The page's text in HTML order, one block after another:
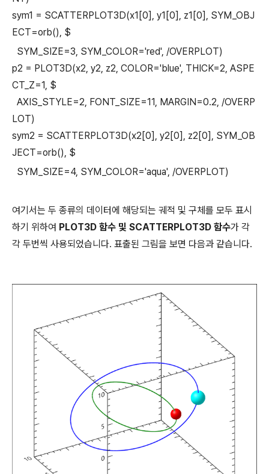
sym1 = SCATTERPLOT3D(x1[0], y1[0], z1[0], SYM_OBJ
ECT=orb(), $
SYM_SIZE=3, SYM_COLOR='red', /OVERPLOT)
p2 = PLOT3D(x2, y2, z2, COLOR='blue', THICK=2, ASPE
CT_Z=1, $
AXIS_STYLE=2, FONT_SIZE=11, MARGIN=0.2, /OVERP
LOT)
sym2 = SCATTERPLOT3D(x2[0], y2[0], z2[0], SYM_OB
JECT=orb(), $
SYM_SIZE=4, SYM_COLOR='aqua', /OVERPLOT)
여기서는 두 종류의 데이터에 해당되는 궤적 및 구체를 모두 표시
하기 위하여 PLOT3D 함수 및 SCATTERPLOT3D 함수가 각
각 두번씩 사용되었습니다. 표출된 그림을 보면 다음과 같습니다.